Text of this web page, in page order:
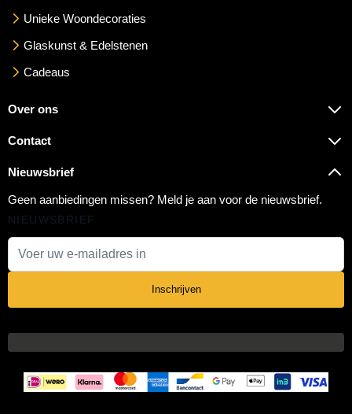
Unieke Woondecoraties
Glaskunst & Edelstenen
Cadeaus
Over ons
Contact
Nieuwsbrief
Geen aanbiedingen missen? Meld je aan voor de nieuwsbrief.
NIEUWSBRIEF
Inschrijven